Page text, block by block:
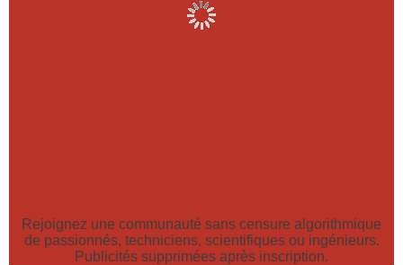
Rejoignez une communauté sans censure algorithmique
de passionnés, techniciens, scientifiques ou ingénieurs.
Publicités supprimées après inscription.